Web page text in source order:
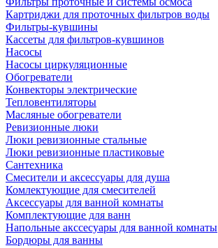
Картриджи для проточных фильтров воды
Фильтры-кувшины
Кассеты для фильтров-кувшинов
Насосы
Насосы циркуляционные
Обогреватели
Конвекторы электрические
Тепловентиляторы
Масляные обогреватели
Ревизионные люки
Люки ревизионные стальные
Люки ревизионные пластиковые
Сантехника
Смесители и аксессуары для душа
Комлектующие для смесителей
Аксессуары для ванной комнаты
Комплектующие для ванн
Напольные акссесуары для ванной комнаты
Бордюры для ванны